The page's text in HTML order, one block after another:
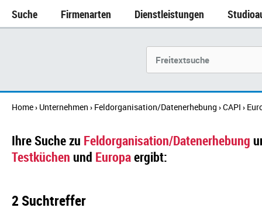
Suche Firmenarten Dienstleistungen
Home› Unternehmen › Feldorganisation/Datenerhebung ›CAPI ›
Ihre Suche zu Feldorganisation/Datenerhebung
Testküchen und Europaergibt:
2 Suchtreffer